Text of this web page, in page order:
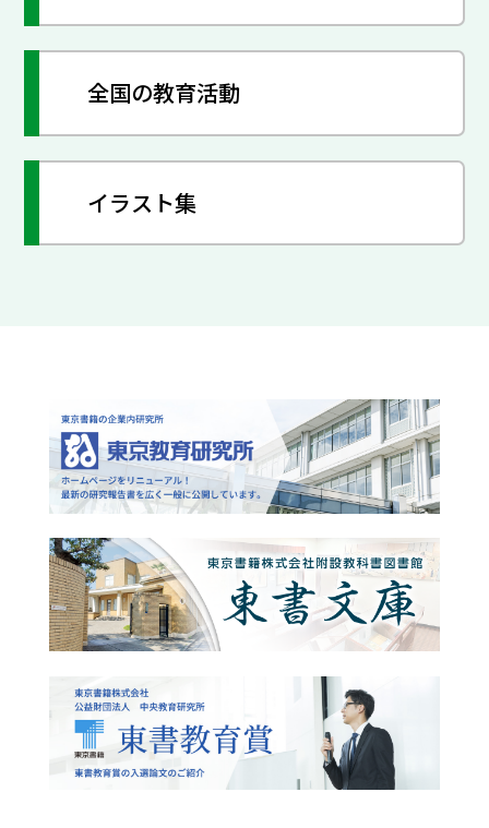
全国の教育活動
イラスト集